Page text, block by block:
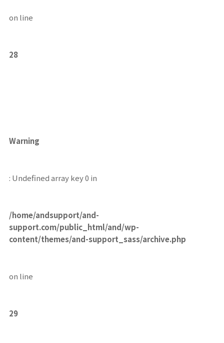
on line
28
Warning
: Undefined array key 0 in
/home/andsupport/and-
support.com/public_html/and/wp-
content/themes/and-support_sass/archive.php
on line
29